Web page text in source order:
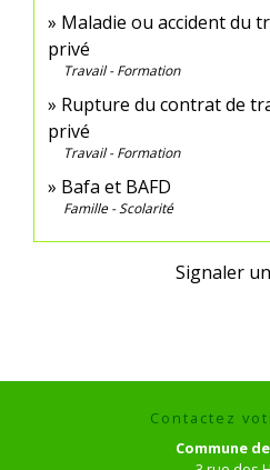
Maladie ou accident du
privé
Travail - Formation
Rupture du contrat de
privé
Travail - Formation
Bafa et BAFD
Famille - Scolarité
Signaler
Contactez
Commune